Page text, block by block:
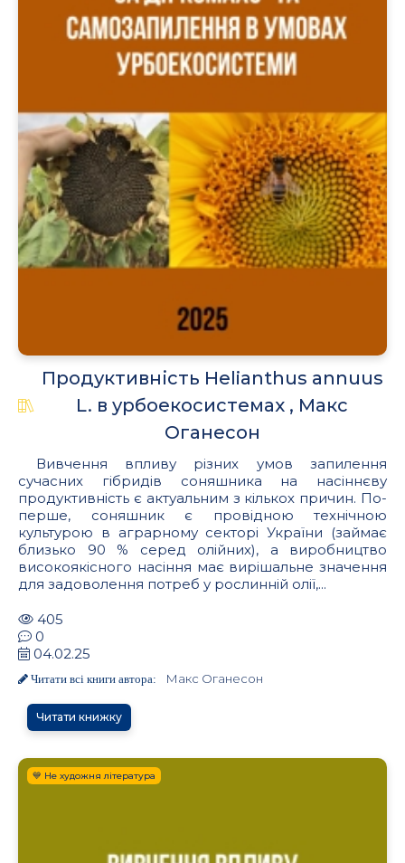
Продуктивність Helianthus annuus
L. в урбоекосистемах , Макс
Оганесон
Вивчення впливу різних умов запилення
сучасних гібридів соняшника на насіннєву
продуктивність є актуальним з кількох причин. По-
перше, соняшник є провідною технічною
культурою в аграрному секторі України (займає
близько 90 % серед олійних), а виробництво
високоякісного насіння має вирішальне значення
для задоволення потреб у рослинній олії,...
405
0
04.02.25
Читати всі книги автора: Макс Оганесон
Читати книжку
💙 Не художня література